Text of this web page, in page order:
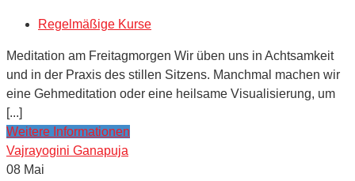
Regelmäßige Kurse
Meditation am Freitagmorgen Wir üben uns in Achtsamkeit
und in der Praxis des stillen Sitzens. Manchmal machen wir
eine Gehmeditation oder eine heilsame Visualisierung, um
[...]
Weitere Informationen
Vajrayogini Ganapuja
08 Mai